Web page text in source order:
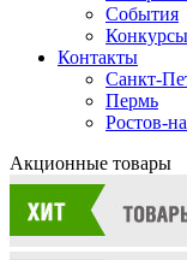
События
Конкурсы
Контакты
Санкт-
Пермь
Ростов-
Акционные товары